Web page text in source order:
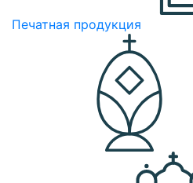
Печатная продукция